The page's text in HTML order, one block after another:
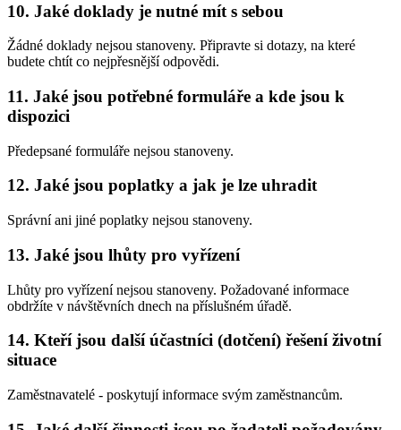
10. Jaké doklady je nutné mít s sebou
Žádné doklady nejsou stanoveny. Připravte si dotazy, na které
budete chtít co nejpřesnější odpovědi.
11. Jaké jsou potřebné formuláře a kde jsou k
dispozici
Předepsané formuláře nejsou stanoveny.
12. Jaké jsou poplatky a jak je lze uhradit
Správní ani jiné poplatky nejsou stanoveny.
13. Jaké jsou lhůty pro vyřízení
Lhůty pro vyřízení nejsou stanoveny. Požadované informace
obdržíte v návštěvních dnech na příslušném úřadě.
14. Kteří jsou další účastníci (dotčení) řešení životní
situace
Zaměstnavatelé - poskytují informace svým zaměstnancům.